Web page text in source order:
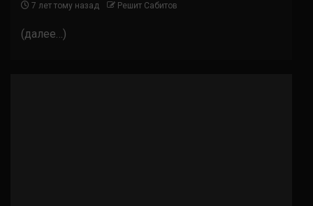
7 лет тому назад Решит Сабитов
(далее…)